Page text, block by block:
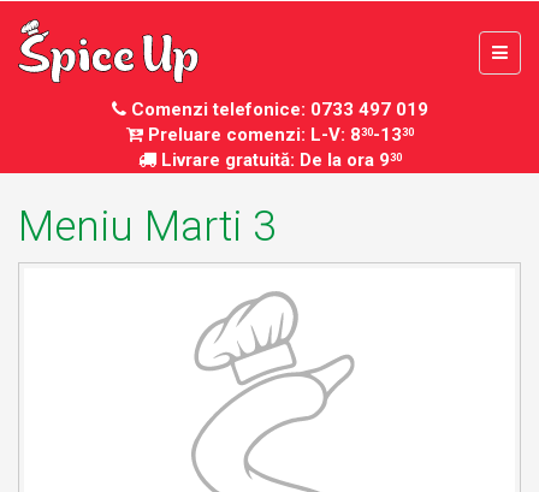
Comenzi telefonice: 0733 497 019
Preluare comenzi: L-V: 830-1330
Livrare gratuită: De la ora 930
Meniu Marti 3